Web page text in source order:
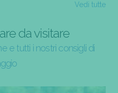
Vedi tutte
da visitare
e tutti i nostri consigli di